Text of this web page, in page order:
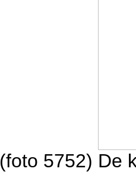
(foto 5752) De